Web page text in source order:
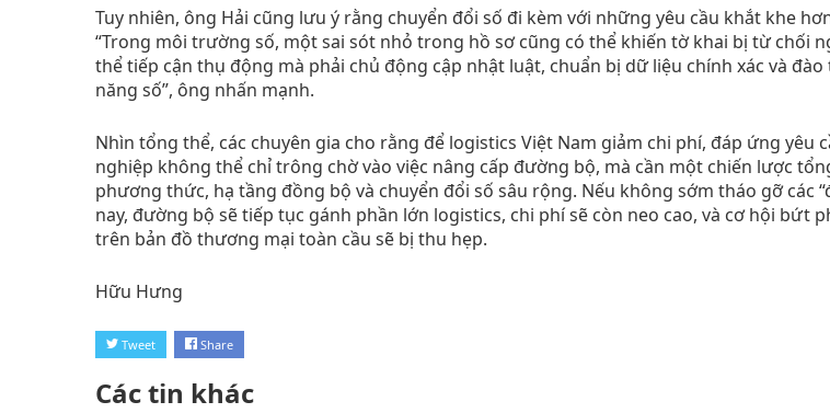
Tuy nhiên, ông Hải cũng lưu ý rằng chuyển đổi số đi kèm với những yêu cầu khắt khe
“Trong môi trường số, một sai sót nhỏ trong hồ sơ cũng có thể khiến tờ khai bị từ chối
thể tiếp cận thụ động mà phải chủ động cập nhật luật, chuẩn bị dữ liệu chính xác và
năng số”, ông nhấn mạnh.
Nhìn tổng thể, các chuyên gia cho rằng để logistics Việt Nam giảm chi phí, đáp ứng yêu
nghiệp không thể chỉ trông chờ vào việc nâng cấp đường bộ, mà cần một chiến lược
phương thức, hạ tầng đồng bộ và chuyển đổi số sâu rộng. Nếu không sớm tháo gỡ các
nay, đường bộ sẽ tiếp tục gánh phần lớn logistics, chi phí sẽ còn neo cao, và cơ hội bứt
trên bản đồ thương mại toàn cầu sẽ bị thu hẹp.
Hữu Hưng
Tweet Share
Các tin khác